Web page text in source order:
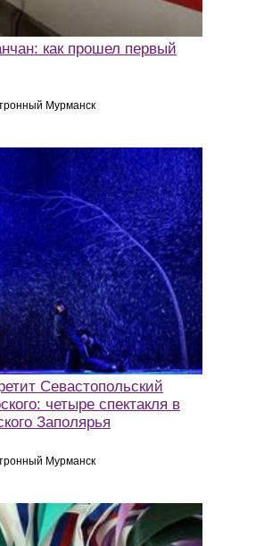
как прошел первый
Мурманск
Севастопольский
четыре спектакля в
Заполярья
Мурманск